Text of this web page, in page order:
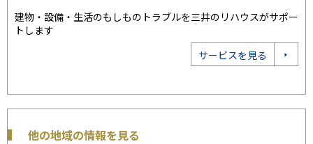
「35年連続全国売買仲介取り扱いNo.1」の実績。お客様に最適
なプランをご提案いたします
売却相談をする
他の地域の情報を見る